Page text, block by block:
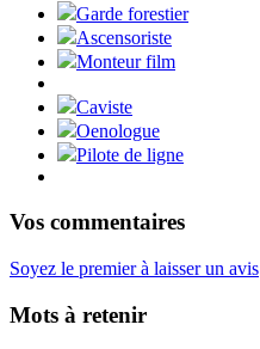
Garde forestier
Ascensoriste
Monteur film
Caviste
Oenologue
Pilote de ligne
Vos commentaires
Soyez le premier à laisser un avis
Mots à retenir